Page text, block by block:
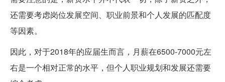
还需要考虑岗位发展空间、职业前景和个人发展的匹配度
等因素。
因此，对于2018年的应届生而言，月薪在6500-7000元左
右是一个相对正常的水平，但个人职业规划和发展还需要